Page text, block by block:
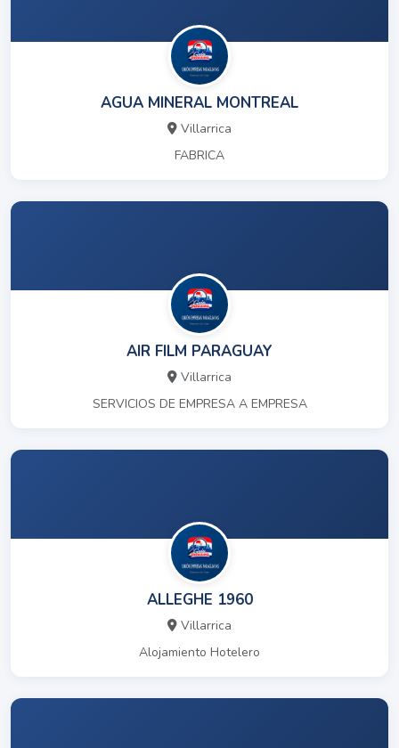
AGUA MINERAL MONTREAL
Villarrica
FABRICA
AIR FILM PARAGUAY
Villarrica
SERVICIOS DE EMPRESA A EMPRESA
ALLEGHE 1960
Villarrica
Alojamiento Hotelero